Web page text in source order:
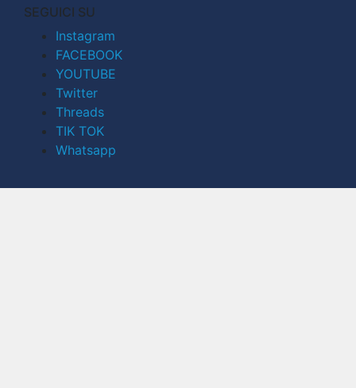
SEGUICI SU
Instagram
FACEBOOK
YOUTUBE
Twitter
Threads
TIK TOK
Whatsapp